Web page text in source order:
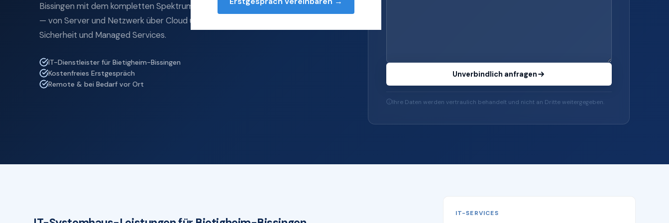
Bissingen mit dem kompletten Spektrum professioneller IT-Services
— von Server und Netzwerk über Cloud und Microsoft 365 bis zu IT-
Sicherheit und Managed Services.
IT-Dienstleister für Bietigheim-Bissingen
Kostenfreies Erstgespräch
Remote & bei Bedarf vor Ort
Unverbindlich anfragen
Ihre Daten werden vertraulich behandelt und nicht an Dritte weitergegeben.
IT-SERVICES